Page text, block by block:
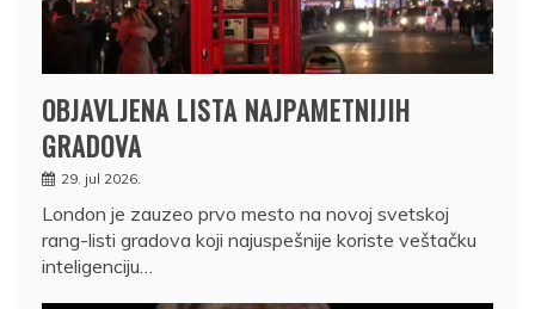
OBJAVLJENA LISTA NAJPAMETNIJIH
GRADOVA
29. jul 2026.
London je zauzeo prvo mesto na novoj svetskoj
rang-listi gradova koji najuspešnije koriste veštačku
inteligenciju…